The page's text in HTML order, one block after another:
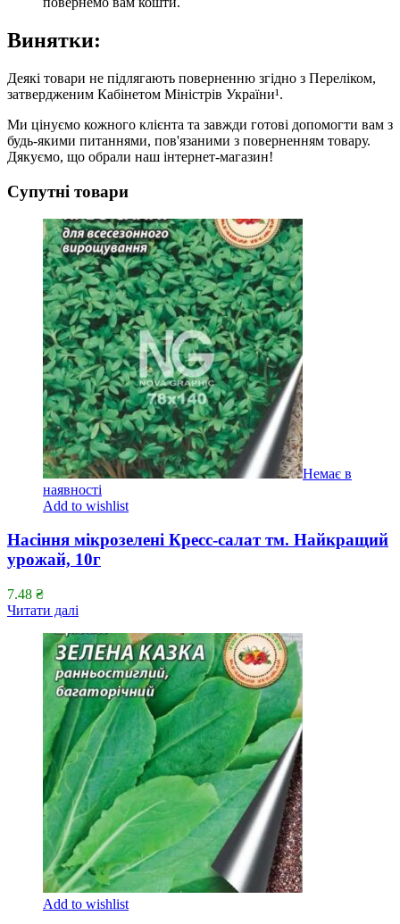
Винятки:
Деякі товари не підлягають поверненню згідно з Переліком,
затвердженим Кабінетом Міністрів України¹.
Ми цінуємо кожного клієнта та завжди готові допомогти вам з
будь-якими питаннями, пов'язаними з поверненням товару.
Дякуємо, що обрали наш інтернет-магазин!
Супутні товари
Немає в
наявності
Add to wishlist
Насіння мікрозелені Кресс-салат тм. Найкращий
урожай, 10г
7.48 ₴
Читати далі
Add to wishlist